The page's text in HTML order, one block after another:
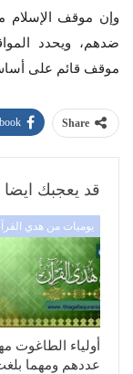
وإن موقف الإسلام
ضدهم، ويحدد
موقف قائم على
Share
قد يعجبك ايضا
يوميات من هدي
أولياء الطاغوت
عددهم ومهما